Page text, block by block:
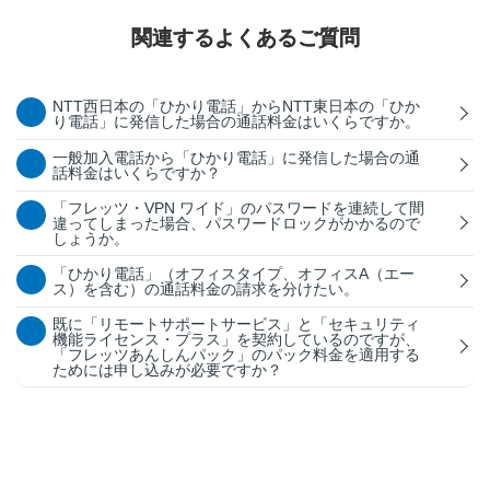
関連するよくあるご質問
NTT西日本の「ひかり電話」からNTT東日本の「ひか
り電話」に発信した場合の通話料金はいくらですか。
一般加入電話から「ひかり電話」に発信した場合の通
話料金はいくらですか？
「フレッツ・VPN ワイド」のパスワードを連続して間
違ってしまった場合、パスワードロックがかかるので
しょうか。
「ひかり電話」（オフィスタイプ、オフィスA（エー
ス）を含む）の通話料金の請求を分けたい。
既に「リモートサポートサービス」と「セキュリティ
機能ライセンス・プラス」を契約しているのですが、
「フレッツあんしんパック」のパック料金を適用する
ためには申し込みが必要ですか？